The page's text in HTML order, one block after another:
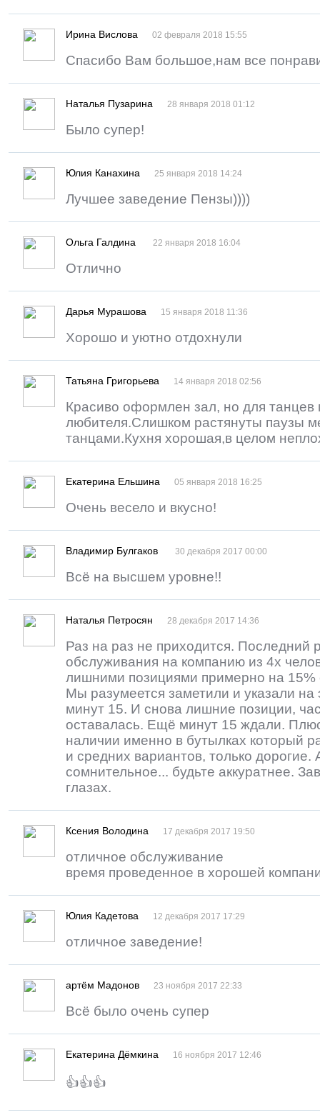
Ирина Вислова 02 февраля 2018 15:55
Спасибо Вам большое,нам все
Наталья Пузарина 28 января 2018 01:12
Было супер!
Юлия Канахина 25 января 2018 14:24
Лучшее заведение Пензы))))
Ольга Галдина 22 января 2018 16:04
Отлично
Дарья Мурашова 15 января 2018 11:36
Хорошо и уютно отдохнули
Татьяна Григорьева 14 января 2018 02:56
Красиво оформлен зал, но для
любителя.Слишком растянуты паузы
танцами.Кухня хорошая,в целом
Екатерина Ельшина 05 января 2018 16:25
Очень весело и вкусно!
Владимир Булгаков 30 декабря 2017 00:00
Всё на высшем уровне!!
Наталья Петросян 28 декабря 2017 14:36
Раз на раз не приходится. Последний
обслуживания на компанию из 4х
лишними позициями примерно на 15%
Мы разумеется заметили и указали
минут 15. И снова лишние позиции,
оставалась. Ещё минут 15 ждали.
наличии именно в бутылках который
и средних вариантов, только
сомнительное... будьте аккуратнее.
глазах.
Ксения Володина 17 декабря 2017 19:50
отличное обслуживание
время проведенное в хорошей
Юлия Кадетова 12 декабря 2017 17:29
отличное заведение!
артём Мадонов 23 ноября 2017 22:33
Всё было очень супер
Екатерина Дёмкина 16 ноября 2017 12:46
👍👍👍